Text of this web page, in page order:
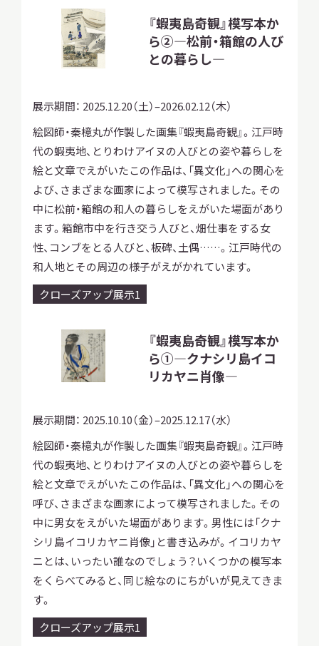
サイトマップ 入札・公開情報 プライバシーポリシー
X 公式アカウント YouTube公式チャンネル
『蝦夷島奇観』模写本か
ら②—松前・箱館の人び
との暮らし—
展示期間： 2025.12.20（土）–2026.02.12（木）
絵図師・秦檍丸が作製した画集『蝦夷島奇観』。江戸時
代の蝦夷地、とりわけアイヌの人びとの姿や暮らしを
絵と文章でえがいたこの作品は、「異文化」への関心を
よび、さまざまな画家によって模写されました。その
中に松前・箱館の和人の暮らしをえがいた場面があり
ます。箱館市中を行き交う人びと、畑仕事をする女
性、コンブをとる人びと、板碑、土偶……。江戸時代の
和人地とその周辺の様子がえがかれています。
クローズアップ展示1
『蝦夷島奇観』模写本か
ら①—クナシリ島イコ
リカヤニ肖像—
展示期間： 2025.10.10（金）–2025.12.17（水）
絵図師・秦檍丸が作製した画集『蝦夷島奇観』。江戸時
代の蝦夷地、とりわけアイヌの人びとの姿や暮らしを
絵と文章でえがいたこの作品は、「異文化」への関心を
呼び、さまざまな画家によって模写されました。その
中に男女をえがいた場面があります。男性には「クナ
シリ島イコリカヤニ肖像」と書き込みが。イコリカヤ
ニとは、いったい誰なのでしょう？いくつかの模写本
をくらべてみると、同じ絵なのにちがいが見えてきま
す。
クローズアップ展示1